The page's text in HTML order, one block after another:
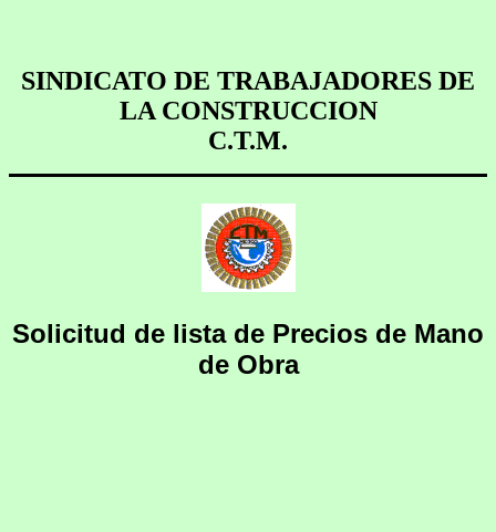
SINDICATO DE TRABAJADORES DE
LA CONSTRUCCION
C.T.M.
Solicitud de lista de Precios de Mano
de Obra